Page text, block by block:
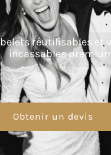
Obtenir un devis
réutilisables et
incassables